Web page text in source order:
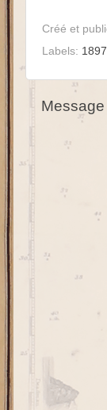
Créé et
Labels: 1897